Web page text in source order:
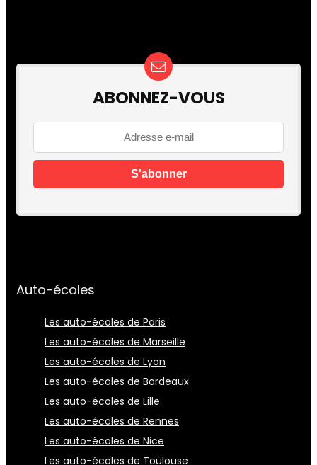
ABONNEZ-VOUS
Auto-écoles
Les auto-écoles de Paris
Les auto-écoles de Marseille
Les auto-écoles de Lyon
Les auto-écoles de Bordeaux
Les auto-écoles de Lille
Les auto-écoles de Rennes
Les auto-écoles de Nice
Les auto-écoles de Toulouse